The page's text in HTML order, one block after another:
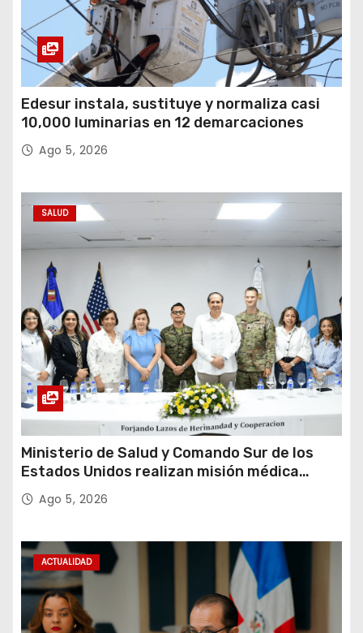
Edesur instala, sustituye y normaliza casi
10,000 luminarias en 12 demarcaciones
Ago 5, 2026
SALUD
Ministerio de Salud y Comando Sur de los
Estados Unidos realizan misión médica
Amistad 2026 en La Vega
Ago 5, 2026
ACTUALIDAD